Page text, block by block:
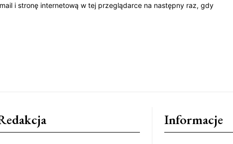
i stronę internetową w tej przeglądarce na następny raz, gdy
Informacje